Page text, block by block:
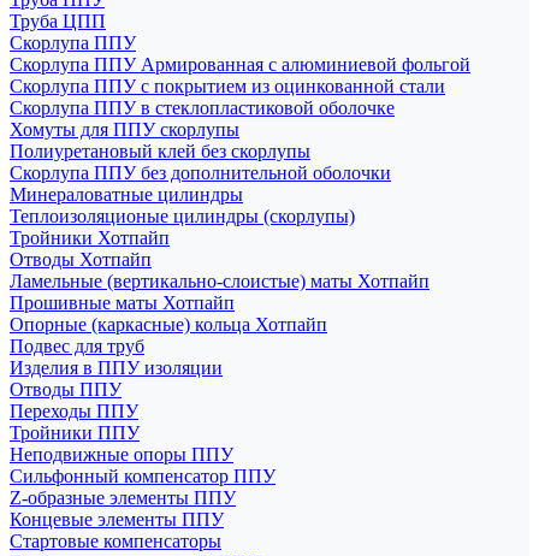
Труба ЦПП
Скорлупа ППУ
Скорлупа ППУ Армированная с алюминиевой фольгой
Скорлупа ППУ с покрытием из оцинкованной стали
Скорлупа ППУ в стеклопластиковой оболочке
Хомуты для ППУ скорлупы
Полиуретановый клей без скорлупы
Скорлупа ППУ без дополнительной оболочки
Минераловатные цилиндры
Теплоизоляционые цилиндры (скорлупы)
Тройники Хотпайп
Отводы Хотпайп
Ламельные (вертикально-слоистые) маты Хотпайп
Прошивные маты Хотпайп
Опорные (каркасные) кольца Хотпайп
Подвес для труб
Изделия в ППУ изоляции
Отводы ППУ
Переходы ППУ
Тройники ППУ
Неподвижные опоры ППУ
Cильфонный компенсатор ППУ
Z-образные элементы ППУ
Концевые элементы ППУ
Стартовые компенсаторы